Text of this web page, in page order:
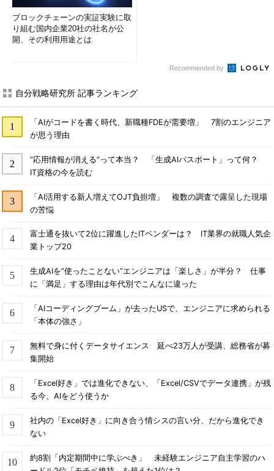
ブロックチェーンの実証実験に取
り組む国内企業20社の社名が公
開、その利用用途とは
Recommended by
自分戦略研究所 記事ランキング
「AIがコードを書く時代、新職種FDEが需要増」 7割のエンジニア
が思う理由
“応用情報が消える”って本当？ 「生成AIパスポート」って何？
IT資格の今を読む
「AI活用する新人増えてOJT負担増」 複数の調査で露呈した現場
の苦悩
富士通を抜いて2位に躍進したITベンダーは？ IT業界の就職人気企
業トップ20
生成AIを“使ったことない”エンジニアは「楽しさ」が半分？ 仕事
に「満足」する理由は年代別でこんなに違った
「AIコーディングブーム」が去ったUSで、エンジニアに求められる
「本体の強さ」
無料で身に付くデータサイエンス 延べ23万人が受講、総務省が募
集開始
「Excel好き」では進化できない、「Excel/CSVでデータ連携」が残
る今、AIをどう使うか
社内の「Excel好き」に向き合う情シスの言い分、だから進化でき
ない
約8割「内定期間中に学ぶべき」 未経験エンジニア自主学習のハ